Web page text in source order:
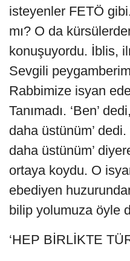
isteyenler FETÖ
mı? O da
konuşuyordu. İblis,
Sevgili
Rabbimize isyan
Tanımadı. ‘Ben’
daha üstünüm’
daha üstünüm’
ortaya koydu. O
ebediyen
bilip yolumuza öyle
‘HEP BİRLİKTE